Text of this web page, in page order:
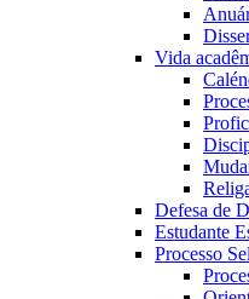
Vida
Defesa de
Estudante
Processo